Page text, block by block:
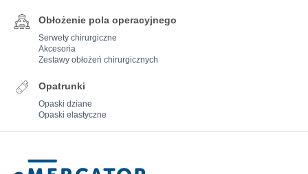
Obłożenie pola operacyjnego
Serwety chirurgiczne
Akcesoria
Zestawy obłożeń chirurgicznych
Opatrunki
Opaski dziane
Opaski elastyczne
Mercator